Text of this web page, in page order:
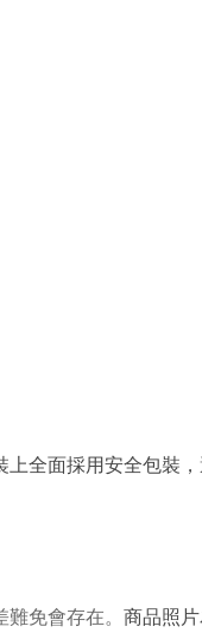
全面採用安全包裝
免會存在。 商品照